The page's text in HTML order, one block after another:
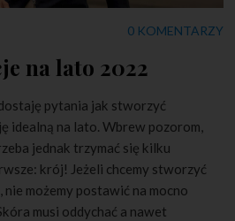
0 KOMENTARZY
na lato 2022
pytania jak stworzyć
idealną na lato. Wbrew pozorom,
jednak trzymać się kilku
krój! Jeżeli chcemy stworzyć
możemy postawić na mocno
musi oddychać a nawet